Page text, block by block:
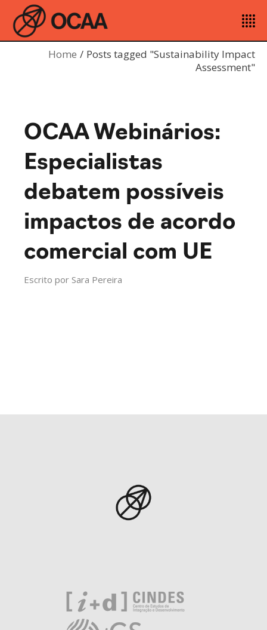
Home
Posts tagged "Sustainability Impact
Assessment"
OCAA Webinários:
Especialistas
debatem possíveis
impactos de acordo
comercial com UE
Escrito por Sara Pereira